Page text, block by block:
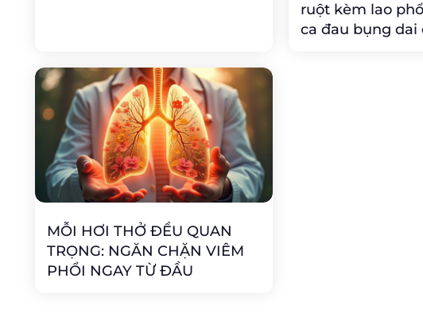
ruột kèm lao
ca đau bụng dai
MỖI HƠI THỞ ĐỀU QUAN
TRỌNG: NGĂN CHẶN VIÊM
PHỔI NGAY TỪ ĐẦU